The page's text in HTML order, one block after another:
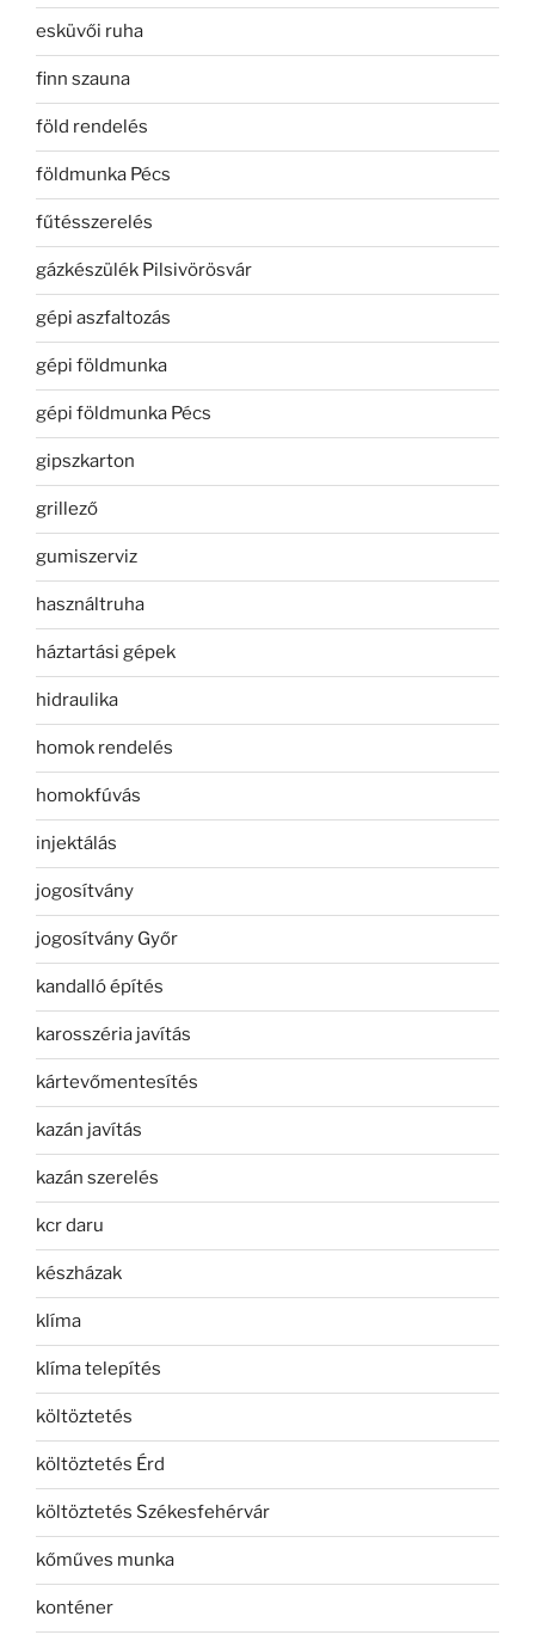
esküvői ruha
finn szauna
föld rendelés
földmunka Pécs
fűtésszerelés
gázkészülék Pilsivörösvár
gépi aszfaltozás
gépi földmunka
gépi földmunka Pécs
gipszkarton
grillező
gumiszerviz
használtruha
háztartási gépek
hidraulika
homok rendelés
homokfúvás
injektálás
jogosítvány
jogosítvány Győr
kandalló építés
karosszéria javítás
kártevőmentesítés
kazán javítás
kazán szerelés
kcr daru
készházak
klíma
klíma telepítés
költöztetés
költöztetés Érd
költöztetés Székesfehérvár
kőműves munka
konténer